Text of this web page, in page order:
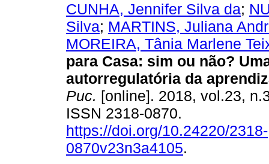
CUNHA, Jennifer Silva da;
Silva; MARTINS, Juliana
MOREIRA, Tânia Marlene
para Casa: sim ou não?
autorregulatória da
Puc. [online]. 2018, vol.23,
ISSN 2318-0870.
https://doi.org/10.24220/2318-
0870v23n3a4105.